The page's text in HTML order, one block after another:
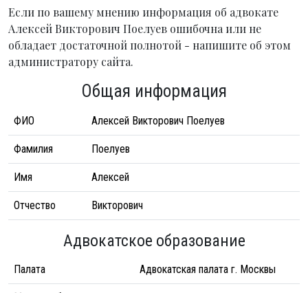
Если по вашему мнению информация об адвокате
Алексей Викторович Поелуев ошибочна или не
обладает достаточной полнотой - напишите об этом
администратору сайта.
Общая информация
ФИО Алексей Викторович Поелуев
Фамилия Поелуев
Имя Алексей
Отчество Викторович
Адвокатское образование
Палата Адвокатская палата г. Москвы